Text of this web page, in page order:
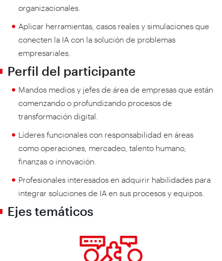
organizacionales.
Aplicar herramientas, casos reales y simulaciones que
conecten la IA con la solución de problemas
empresariales.
Perfil del participante
Mandos medios y jefes de área de empresas que están
comenzando o profundizando procesos de
transformación digital.
Líderes funcionales con responsabilidad en áreas
como operaciones, mercadeo, talento humano,
finanzas o innovación.
Profesionales interesados en adquirir habilidades para
integrar soluciones de IA en sus procesos y equipos.
Ejes temáticos